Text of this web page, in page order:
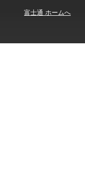
富士通 ホームへ